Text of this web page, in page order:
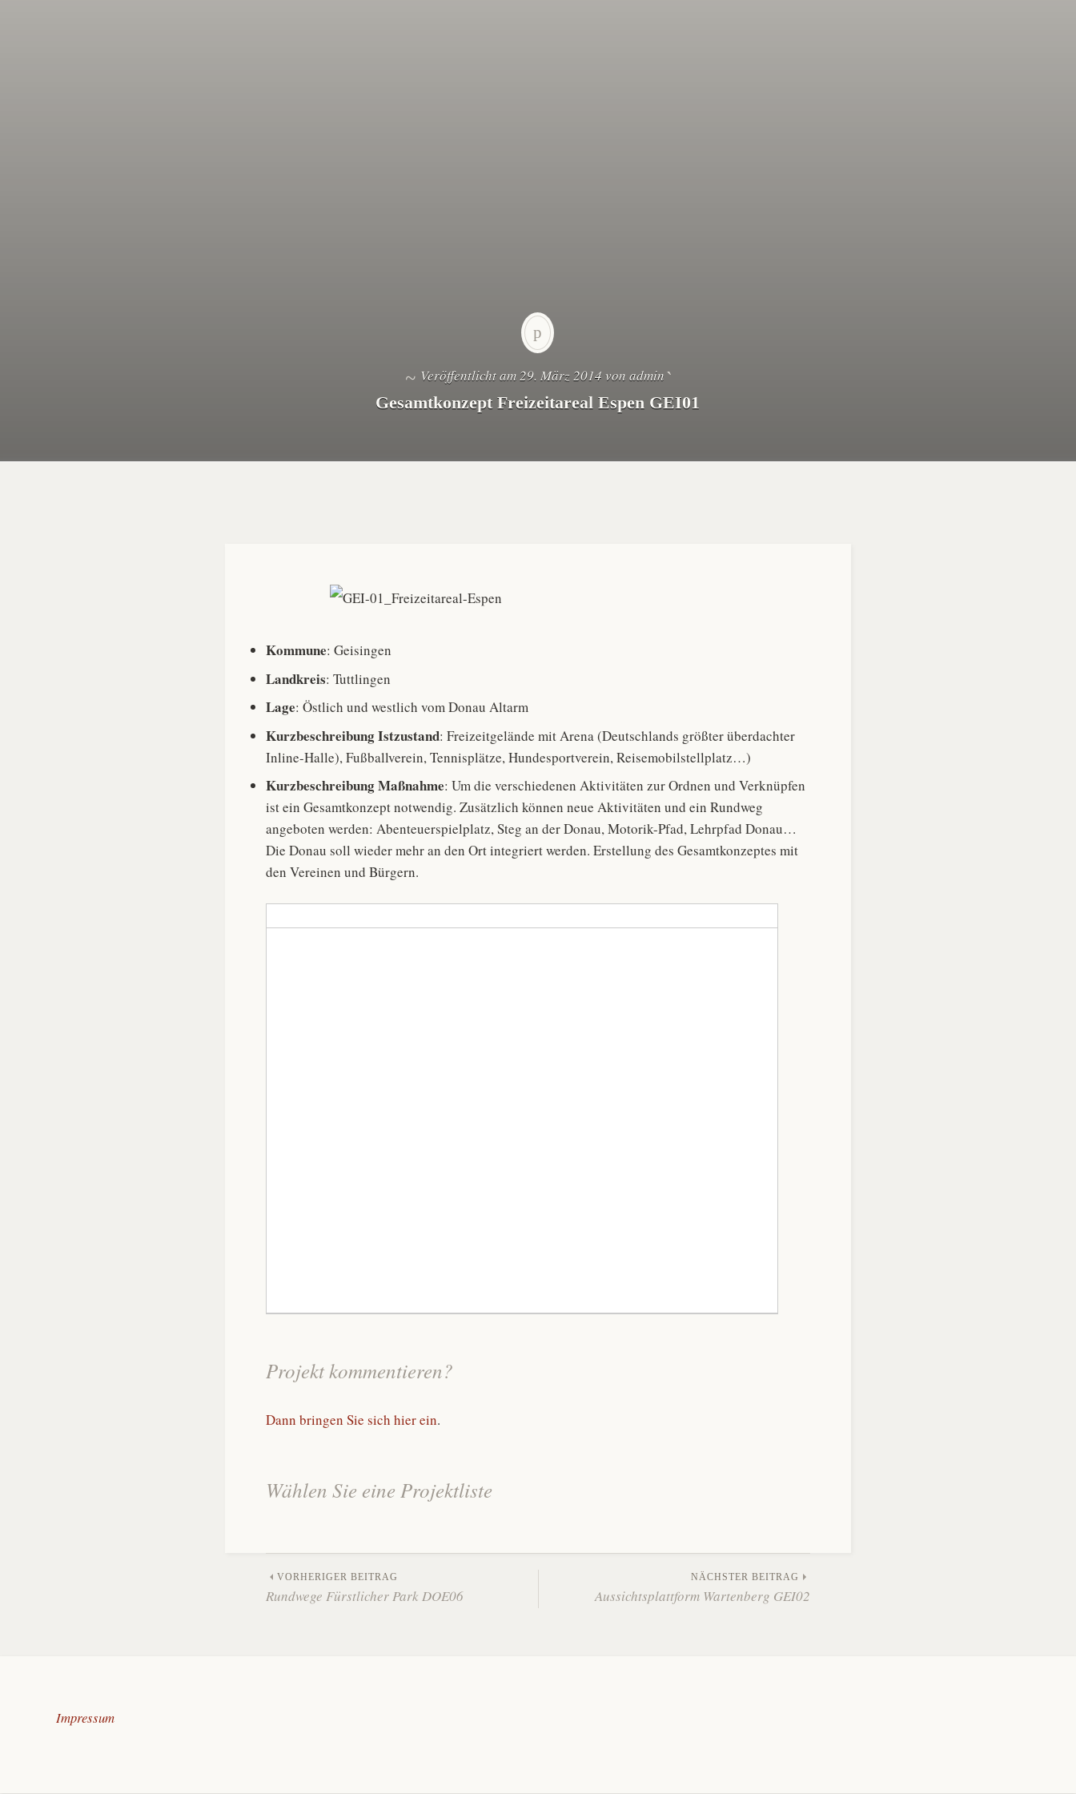
Veröffentlicht am29. März 2014 vonadmin
Gesamtkonzept Freizeitareal Espen GEI01
Kommune: Geisingen
Landkreis: Tuttlingen
Lage: Östlich und westlich vom Donau Altarm
Kurzbeschreibung Istzustand: Freizeitgelände mit Arena (Deutschlands größter überdachter
Inline-Halle), Fußballverein, Tennisplätze, Hundesportverein, Reisemobilstellplatz…)
Kurzbeschreibung Maßnahme: Um die verschiedenen Aktivitäten zur Ordnen und Verknüpfen
ist ein Gesamtkonzept notwendig. Zusätzlich können neue Aktivitäten und ein Rundweg
angeboten werden: Abenteuerspielplatz, Steg an der Donau, Motorik-Pfad, Lehrpfad Donau…
Die Donau soll wieder mehr an den Ort integriert werden. Erstellung des Gesamtkonzeptes mit
den Vereinen und Bürgern.
Projekt kommentieren?
Dann bringen Sie sich hier ein.
Wählen Sie eine Projektliste
Veröffentlicht
in
Projekte
Navigation
VORHERIGER BEITRAG
Rundwege Fürstlicher Park DOE06
NÄCHSTER BEITRAG
Aussichtsplattform Wartenberg GEI02
Impressum